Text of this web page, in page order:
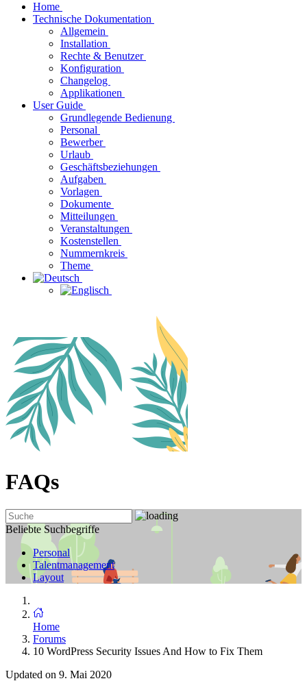
Home
Technische Dokumentation
Allgemein
Installation
Rechte & Benutzer
Konfiguration
Changelog
Applikationen
User Guide
Grundlegende Bedienung
Personal
Bewerber
Urlaub
Geschäftsbeziehungen
Aufgaben
Vorlagen
Dokumente
Mitteilungen
Veranstaltungen
Kostenstellen
Nummernkreis
Theme
FAQs
Beliebte Suchbegriffe
Personal
Talentmanagement
Layout
Home
Forums
10 WordPress Security Issues And How to Fix Them
Updated on 9. Mai 2020